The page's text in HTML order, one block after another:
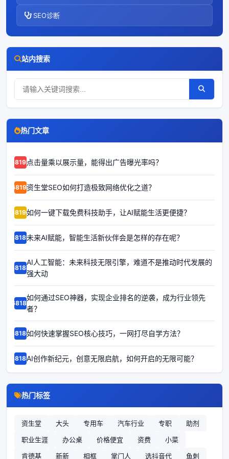
SEO诊断
站内搜索
热门文章
68192点击量乘以展示量，能得出广告曝光率吗？
68191资生堂SEO如何打造极致网络优化之道？
68190如何一键下载免费科技助手，让AI赋能生活更便捷？
68189未来AI赋能，智能生活新伙伴会是怎样的存在呢？
68188
AI人工智能：未来科技无限引擎，难道不是推动时代发展的
强大动
68187
如何通过SEO神器，实现企业排名的逆袭，成为行业领先
者？
68186如何快速掌握SEO核心技巧，一网打尽自学方法？
68185AI创作新纪元，创意无限启航，如何开启的无限可能？
热门标签
资生堂 大头 专用车 汽车行业 专职
助剂
职业生涯
办公桌 价格便宜 资费
小菜
肯德基
新新 相框 掌门人 选抖音代 鱼刺